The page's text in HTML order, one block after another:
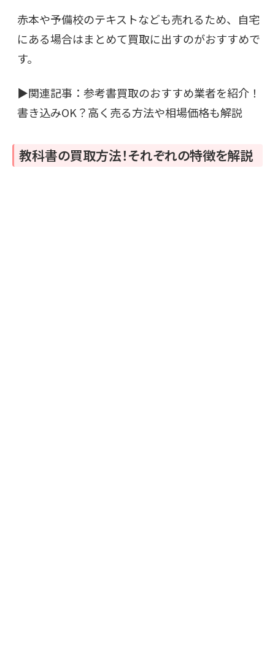
赤本や予備校のテキストなども売れるため、自宅
にある場合はまとめて買取に出すのがおすすめで
す。
▶関連記事： 参考書買取のおすすめ業者を紹介！
書き込みOK？高く売る方法や相場価格も解説
教科書の買取方法！それぞれの特徴を解説